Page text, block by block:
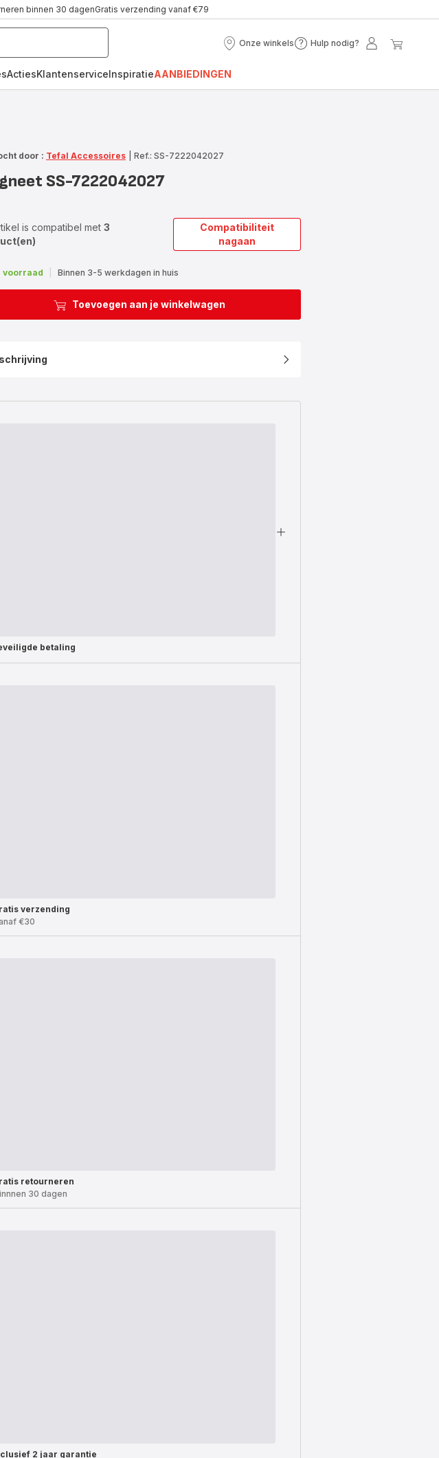
binnen 30 dagenGratis verzending vanaf €79
Onze winkels
Onze
Hulp nodig?
Hulp
Mijn
ActiesKlantenserviceInspiratieAANBIEDINGEN
door : Tefal Accessoires Ref.: SS-7222042027
SS-7222042027
is compatibel met 3
Compatibiliteit
nagaan
voorraad Binnen 3-5 werkdagen in huis
Toevoegen aan je winkelwagen
betaling
verzending
€30
retourneren
30 dagen
2 jaar garantie